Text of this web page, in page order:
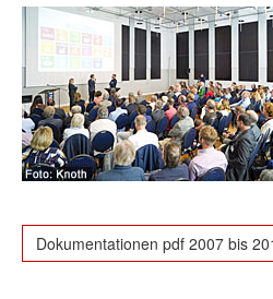
Dokumentationen pdf 2007 bis